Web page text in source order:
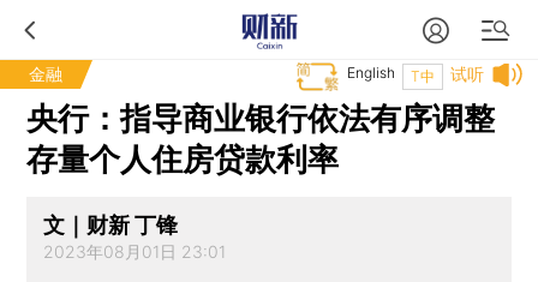
金融 试听
T中
English
央行：指导商业银行依法有序调整
存量个人住房贷款利率
文｜财新 丁锋
2023年08月01日 23:01